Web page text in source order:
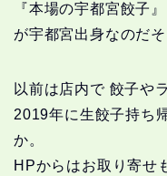
『本場の宇都宮餃子
が宇都宮出身なのだそ
以前は店内で 餃子や
2019年に生餃子持ち
か。
HPからはお取り寄せ